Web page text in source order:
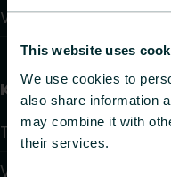
This website uses
We use cookies to
also share information
may combine it with
their services.
Vee jaotussüsteemid
Kasulikud lingid
Tooted
Võimsusarvutus